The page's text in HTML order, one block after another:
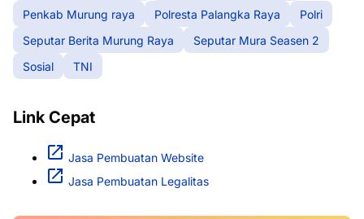
Penkab Murung raya
Polresta Palangka Raya
Polri
Seputar Berita Murung Raya
Seputar Mura Seasen 2
Sosial
TNI
Link Cepat
Jasa Pembuatan Website
Jasa Pembuatan Legalitas